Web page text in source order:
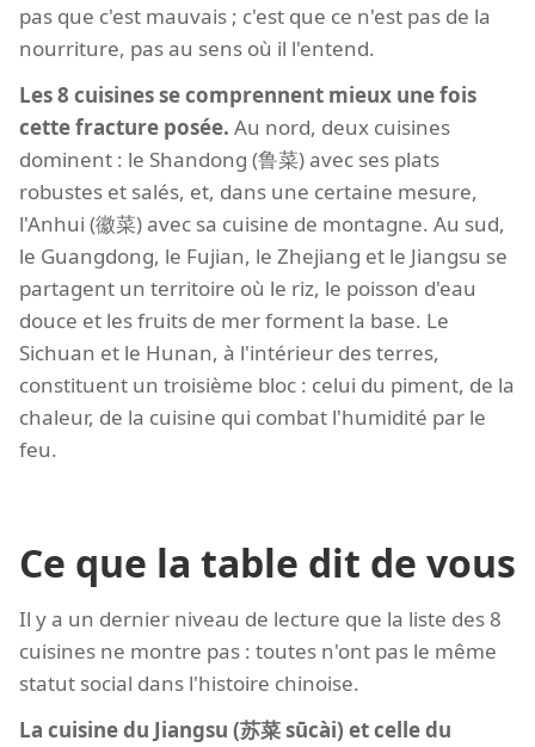
pas que c'est mauvais ; c'est que ce n'est pas de la
nourriture, pas au sens où il l'entend.
Les 8 cuisines se comprennent mieux une fois
cette fracture posée. Au nord, deux cuisines
dominent : le Shandong (鲁菜) avec ses plats
robustes et salés, et, dans une certaine mesure,
l'Anhui (徽菜) avec sa cuisine de montagne. Au sud,
le Guangdong, le Fujian, le Zhejiang et le Jiangsu se
partagent un territoire où le riz, le poisson d'eau
douce et les fruits de mer forment la base. Le
Sichuan et le Hunan, à l'intérieur des terres,
constituent un troisième bloc : celui du piment, de la
chaleur, de la cuisine qui combat l'humidité par le
feu.
Ce que la table dit de vous
Il y a un dernier niveau de lecture que la liste des 8
cuisines ne montre pas : toutes n'ont pas le même
statut social dans l'histoire chinoise.
La cuisine du Jiangsu (苏菜 sūcài) et celle du